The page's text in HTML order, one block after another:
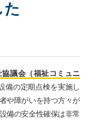
た
議会（福祉コミュニ
備の定期点検を実施し
や障がいを持つ方々が
備の安全性確保は非常